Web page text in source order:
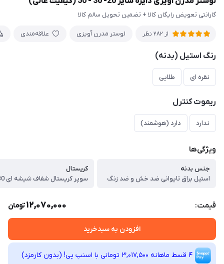
گارانتی تعویض رایگان کالا + تضمین تحویل سالم کالا
از 282 نظر لوستر مدرن آویزی علاقه‌مندی
رنگ استیل (بدنه)
نقره ای طلایی
ریموت کنترل
ندارد دارد (هوشمند)
ویژگی‌ها
جنس بدنه
استیل براق تایوانی ضد خش و ضد زنگ
کریستال
قیمت: 12,070,000تومان
افزودن به سبدخرید
4 قسط ماهانه 3,017,500 تومانی با اسنپ ‌پی! (بدون کارمزد)